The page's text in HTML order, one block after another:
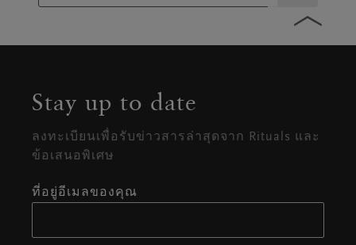
Stay up to date
ลงทะเบียนเพื่อรับข่าวสารล่าสุดจาก Rituals และ
ข้อเสนอพิเศษ
ที่อยู่อีเมลของคุณ